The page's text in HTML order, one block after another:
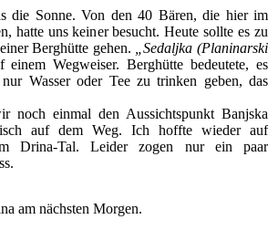
die Sonne. Von den 40 Bären, die hier im
hatte uns keiner besucht. Heute sollte es zu
Berghütte gehen.
„Sedaljka (Planinarski
einem Wegweiser. Berghütte bedeutete, es
Wasser oder Tee zu trinken geben, das
noch einmal den Aussichtspunkt Banjska
auf dem Weg. Ich hoffte wieder auf
Drina-Tal. Leider zogen nur ein paar
am nächsten Morgen.